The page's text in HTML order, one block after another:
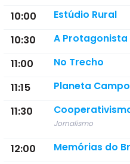
10:00 Estúdio Rural
10:30 A Protagonista
11:00 No Trecho
11:15 Planeta Campo
11:30
Jornalismo
12:00 Memórias do